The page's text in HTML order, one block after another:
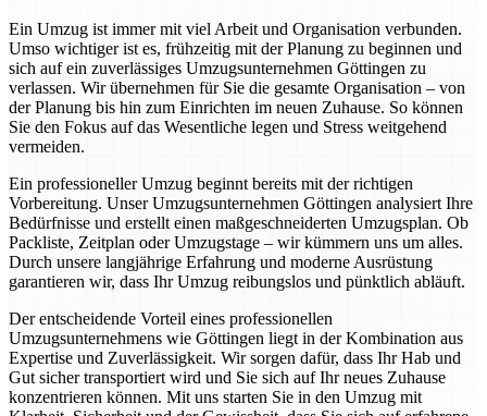
Ein Umzug ist immer mit viel Arbeit und Organisation verbunden.
Umso wichtiger ist es, frühzeitig mit der Planung zu beginnen und
sich auf ein zuverlässiges Umzugsunternehmen Göttingen zu
verlassen. Wir übernehmen für Sie die gesamte Organisation – von
der Planung bis hin zum Einrichten im neuen Zuhause. So können
Sie den Fokus auf das Wesentliche legen und Stress weitgehend
vermeiden.
Ein professioneller Umzug beginnt bereits mit der richtigen
Vorbereitung. Unser Umzugsunternehmen Göttingen analysiert Ihre
Bedürfnisse und erstellt einen maßgeschneiderten Umzugsplan. Ob
Packliste, Zeitplan oder Umzugstage – wir kümmern uns um alles.
Durch unsere langjährige Erfahrung und moderne Ausrüstung
garantieren wir, dass Ihr Umzug reibungslos und pünktlich abläuft.
Der entscheidende Vorteil eines professionellen
Umzugsunternehmens wie Göttingen liegt in der Kombination aus
Expertise und Zuverlässigkeit. Wir sorgen dafür, dass Ihr Hab und
Gut sicher transportiert wird und Sie sich auf Ihr neues Zuhause
konzentrieren können. Mit uns starten Sie in den Umzug mit